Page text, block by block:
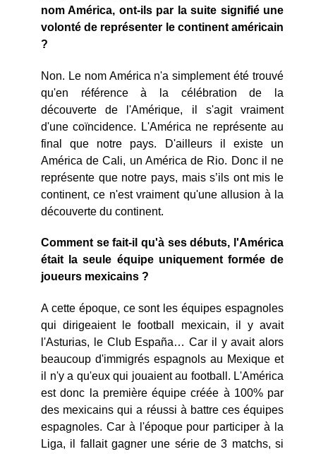
nom América, ont-ils par la suite signifié une
volonté de représenter le continent américain
?
Non. Le nom América n'a simplement été trouvé
qu'en référence à la célébration de la
découverte de l'Amérique, il s'agit vraiment
d'une coïncidence. L'América ne représente au
final que notre pays. D'ailleurs il existe un
América de Cali, un América de Rio. Donc il ne
représente que notre pays, mais s’ils ont mis le
continent, ce n'est vraiment qu'une allusion à la
découverte du continent.
Comment se fait-il qu'à ses débuts, l'América
était la seule équipe uniquement formée de
joueurs mexicains ?
A cette époque, ce sont les équipes espagnoles
qui dirigeaient le football mexicain, il y avait
l'Asturias, le Club España… Car il y avait alors
beaucoup d'immigrés espagnols au Mexique et
il n'y a qu'eux qui jouaient au football. L'América
est donc la première équipe créée à 100% par
des mexicains qui a réussi à battre ces équipes
espagnoles. Car à l'époque pour participer à la
Liga, il fallait gagner une série de 3 matchs, si